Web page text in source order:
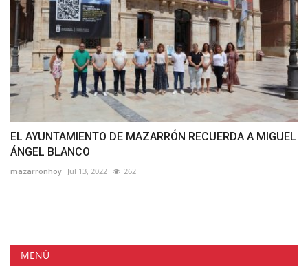
EL AYUNTAMIENTO DE MAZARRÓN RECUERDA A MIGUEL
ÁNGEL BLANCO
mazarronhoy Jul 13, 2022 262
MENÚ